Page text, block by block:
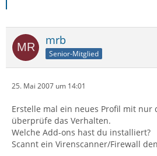
mrb
Senior-Mitglied
25. Mai 2007 um 14:01
Erstelle mal ein neues Profil mit nur
überprüfe das Verhalten.
Welche Add-ons hast du installiert?
Scannt ein Virenscanner/Firewall